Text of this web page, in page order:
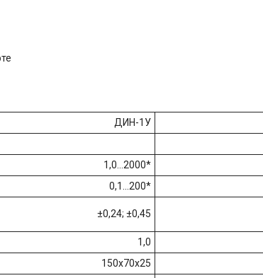
ДИН-1У
1,0...2000*
0,1...200*
±0,24; ±0,45
1,0
150х70х25